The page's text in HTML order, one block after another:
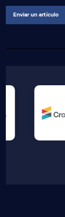
Enviar un artículo